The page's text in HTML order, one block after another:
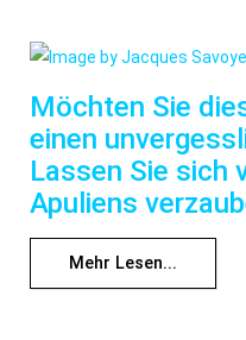
Möchten Sie
einen
Lassen Sie sich
Apuliens
Mehr Lesen...